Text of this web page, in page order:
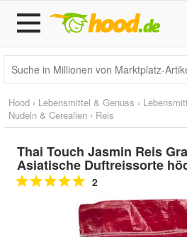
Hood › Lebensmittel & Genuss ›
Nudeln & Cerealien › Reis
Thai Touch Jasmin Reis
Asiatische Duftreissorte
2